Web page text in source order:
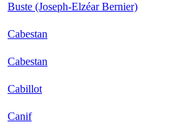
Buste (Joseph-Elzéar Bernier)
Cabestan
Cabestan
Cabillot
Canif